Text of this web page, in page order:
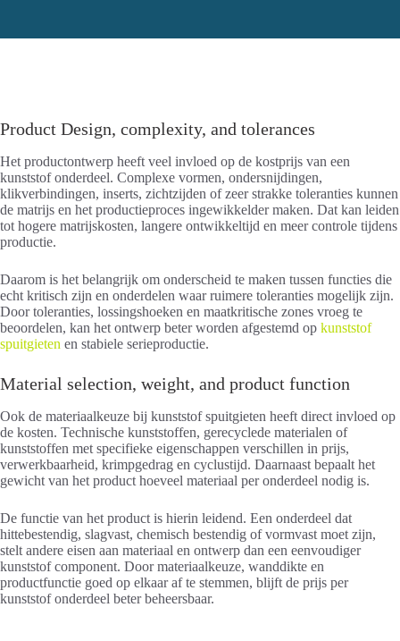
Product Design, complexity, and tolerances
Het productontwerp heeft veel invloed op de kostprijs van een
kunststof onderdeel. Complexe vormen, ondersnijdingen,
klikverbindingen, inserts, zichtzijden of zeer strakke toleranties kunnen
de matrijs en het productieproces ingewikkelder maken. Dat kan leiden
tot hogere matrijskosten, langere ontwikkeltijd en meer controle tijdens
productie.
Daarom is het belangrijk om onderscheid te maken tussen functies die
echt kritisch zijn en onderdelen waar ruimere toleranties mogelijk zijn.
Door toleranties, lossingshoeken en maatkritische zones vroeg te
beoordelen, kan het ontwerp beter worden afgestemd op kunststof
spuitgieten en stabiele serieproductie.
Material selection, weight, and product function
Ook de materiaalkeuze bij kunststof spuitgieten heeft direct invloed op
de kosten. Technische kunststoffen, gerecyclede materialen of
kunststoffen met specifieke eigenschappen verschillen in prijs,
verwerkbaarheid, krimpgedrag en cyclustijd. Daarnaast bepaalt het
gewicht van het product hoeveel materiaal per onderdeel nodig is.
De functie van het product is hierin leidend. Een onderdeel dat
hittebestendig, slagvast, chemisch bestendig of vormvast moet zijn,
stelt andere eisen aan materiaal en ontwerp dan een eenvoudiger
kunststof component. Door materiaalkeuze, wanddikte en
productfunctie goed op elkaar af te stemmen, blijft de prijs per
kunststof onderdeel beter beheersbaar.